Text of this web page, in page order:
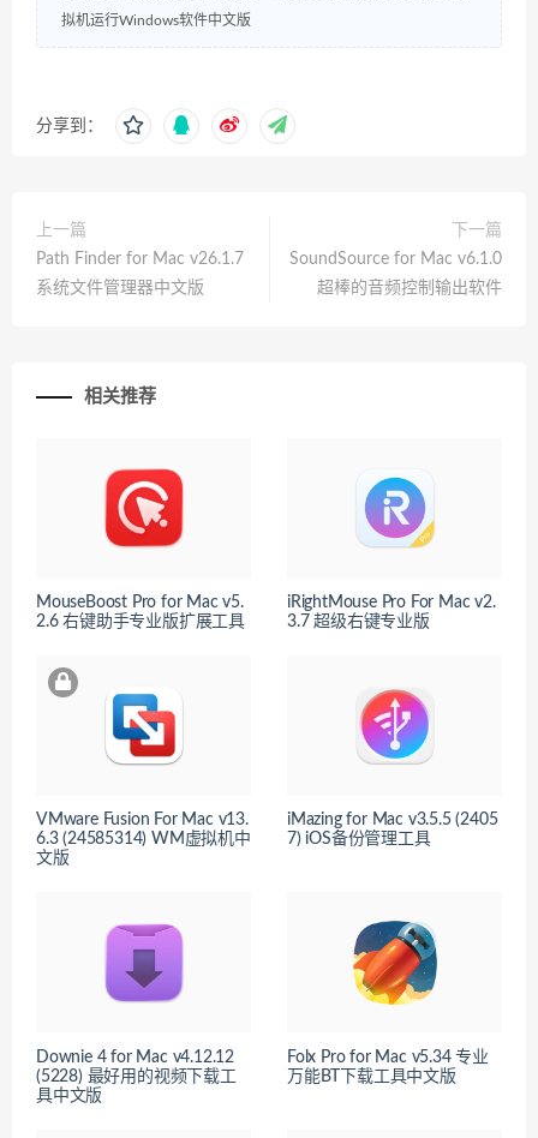
拟机运行Windows软件中文版
分享到：
上一篇
Path Finder for Mac v26.1.7
系统文件管理器中文版
下一篇
SoundSource for Mac v6.1.0
超棒的音频控制输出软件
相关推荐
MouseBoost Pro for Mac v5.
2.6 右键助手专业版扩展工具
iRightMouse Pro For Mac v2.
3.7 超级右键专业版
VMware Fusion For Mac v13.
6.3 (24585314) WM虚拟机中
文版
iMazing for Mac v3.5.5 (2405
7) iOS备份管理工具
Downie 4 for Mac v4.12.12
(5228) 最好用的视频下载工
具中文版
Folx Pro for Mac v5.34 专业
万能BT下载工具中文版